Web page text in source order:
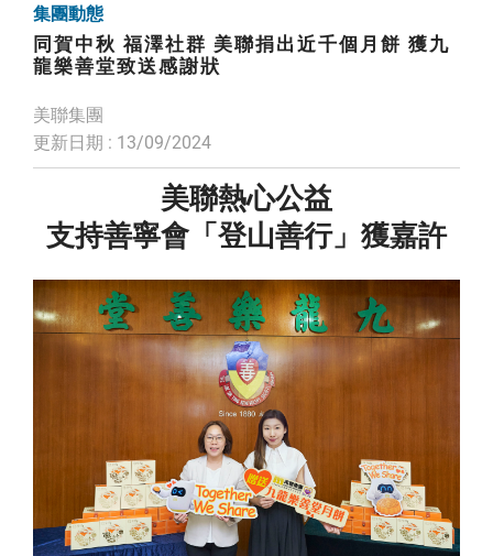
集團動態
同賀中秋 福澤社群 美聯捐出近千個月餅 獲九
龍樂善堂致送感謝狀
美聯集團
更新日期 : 13/09/2024
美聯熱心公益
支持善寧會「登山善行」獲嘉許